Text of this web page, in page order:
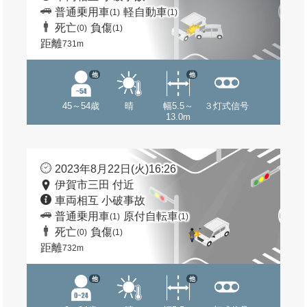
普通乗用車(1) 軽自動車(1)
死亡(0) 負傷(1)
距離731m
45～54歳
他
晴
幅5.5～
13.0m
他
３灯式信号
2023年8月22日(火)16:26
伊賀市三田 付近
車両相互 小破事故
普通乗用車(1) 原付自転車(1)
死亡(0) 負傷(1)
距離732m
他 他